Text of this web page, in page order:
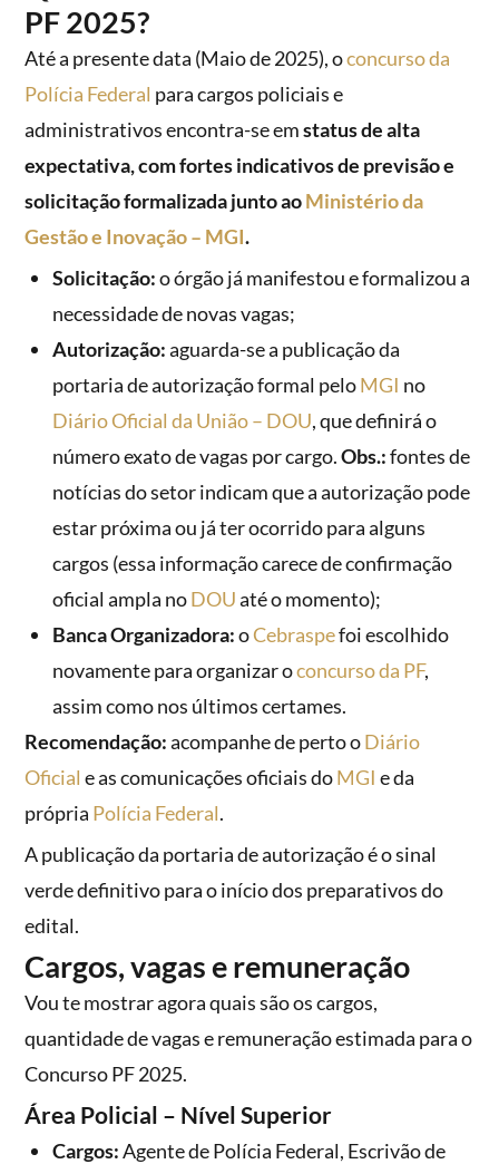
PF 2025?
Até a presente data (Maio de 2025), oconcurso da
Polícia Federal para cargos policiais e
administrativos encontra-se emstatus de alta
expectativa, com fortes indicativos de previsão e
solicitação formalizada junto aoMinistério da
Gestão e Inovação – MGI.
Solicitação:o órgão já manifestou e formalizou a
necessidade de novas vagas;
Autorização:aguarda-se a publicação da
portaria de autorização formal peloMGI no
Diário Oficial da União – DOU, que definirá o
número exato de vagas por cargo.Obs.:fontes de
notícias do setor indicam que a autorização pode
estar próxima ou já ter ocorrido para alguns
cargos (essa informação carece de confirmação
oficial ampla noDOUaté o momento);
Banca Organizadora:oCebraspefoi escolhido
novamente para organizar oconcurso da PF,
assim como nos últimos certames.
Recomendação:acompanhe de perto oDiário
Oficial e as comunicações oficiais doMGIe da
própria Polícia Federal.
A publicação da portaria de autorização é o sinal
verde definitivo para o início dos preparativos do
edital.
Cargos, vagas e remuneração
Vou te mostrar agora quais são os cargos,
quantidade de vagas e remuneração estimada para o
Concurso PF 2025.
Área Policial – Nível Superior
Cargos:Agente de Polícia Federal, Escrivão de